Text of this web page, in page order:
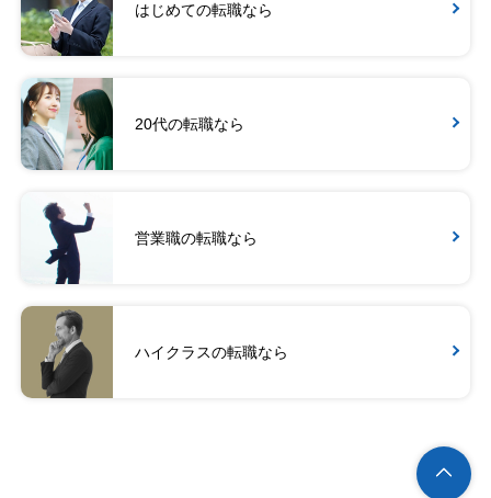
はじめての転職なら
20代の転職なら
営業職の転職なら
ハイクラスの転職なら